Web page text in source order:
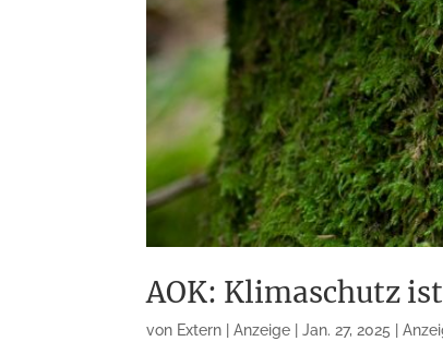
AOK: Klimaschutz
von Extern | Anzeige |Jan. 27, 2025 |